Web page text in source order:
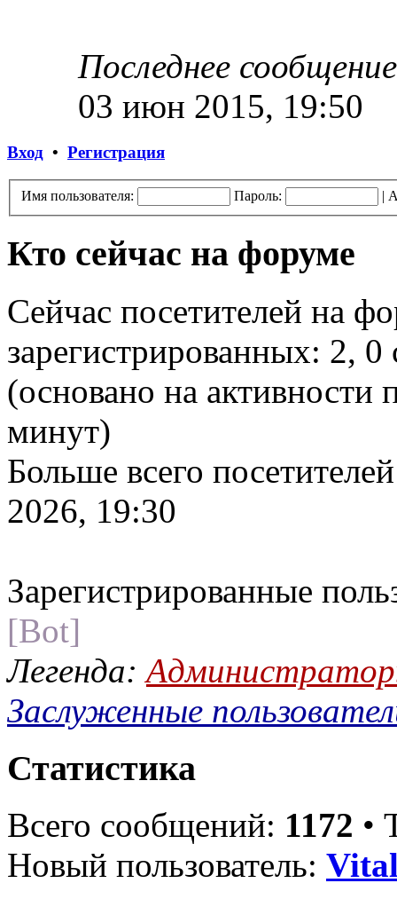
Последнее сообщение
03 июн 2015, 19:50
Вход • Регистрация
Имя пользователя: Пароль: |
Кто сейчас на форуме
Сейчас посетителей на
зарегистрированных: 2,
(основано на активности
минут)
Больше всего
2026, 19:30
Зарегистрированные
[Bot]
Легенда:
Заслуженные
Статистика
Всего сообщений: 1172 •
Новый пользователь: